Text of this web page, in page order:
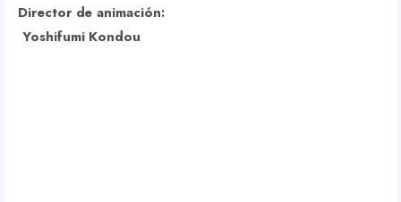
Director de animación:
Yoshifumi Kondou